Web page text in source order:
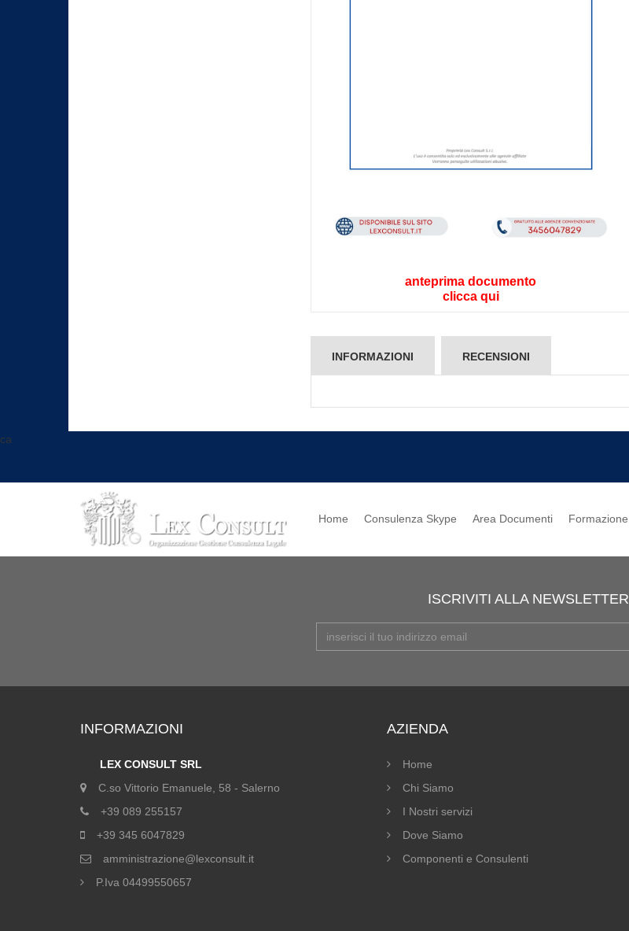
anteprima documento
clicca qui
INFORMAZIONI RECENSIONI
ca
Home Consulenza Skype Area Documenti Formazione
ISCRIVITI ALLA NEWSLETTER
INFORMAZIONI
LEX CONSULT SRL
C.so Vittorio Emanuele, 58 - Salerno
+39 089 255157
+39 345 6047829
amministrazione@lexconsult.it
P.Iva 04499550657
AZIENDA
Home
Chi Siamo
I Nostri servizi
Dove Siamo
Componenti e Consulenti